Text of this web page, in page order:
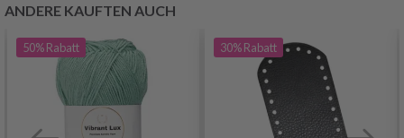
ANDERE KAUFTEN AUCH
50%Rabatt 30%Rabatt